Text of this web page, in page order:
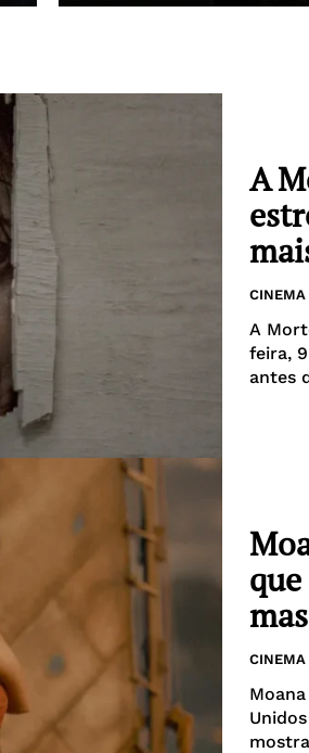
A
CINEMA
A
feira,
antes
CINEMA